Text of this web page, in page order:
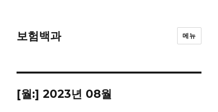
보험백과 메뉴
[월:]2023년 08월